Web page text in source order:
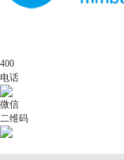
400
电话
微信
二维码